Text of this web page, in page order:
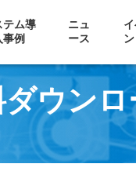
テム導
事例
ニュ
ース
ウンロ